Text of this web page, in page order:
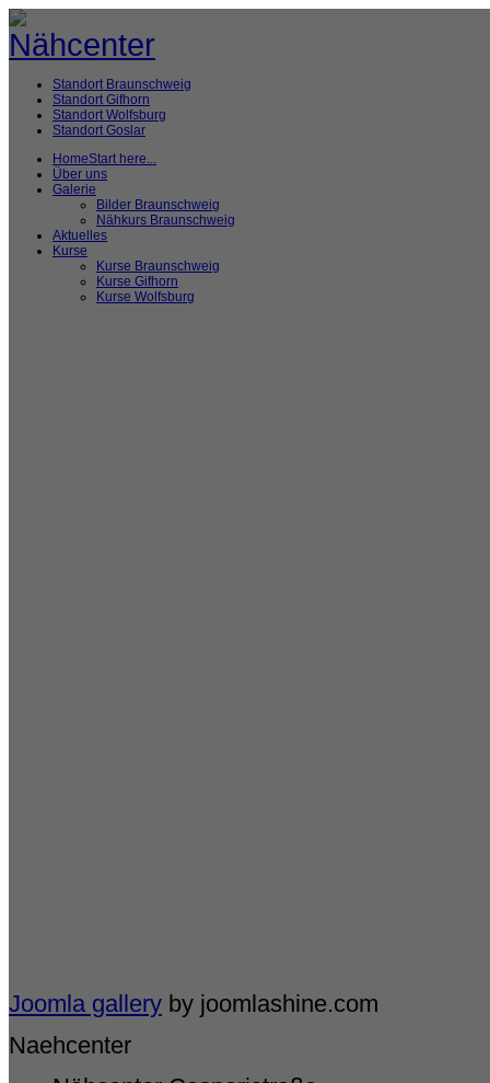
Standort Braunschweig
Standort Gifhorn
Standort Wolfsburg
Standort Goslar
HomeStart here...
Über uns
Galerie
Bilder Braunschweig
Nähkurs Braunschweig
Aktuelles
Kurse
Kurse Braunschweig
Kurse Gifhorn
Kurse Wolfsburg
Joomla gallery by joomlashine.com
Naehcenter